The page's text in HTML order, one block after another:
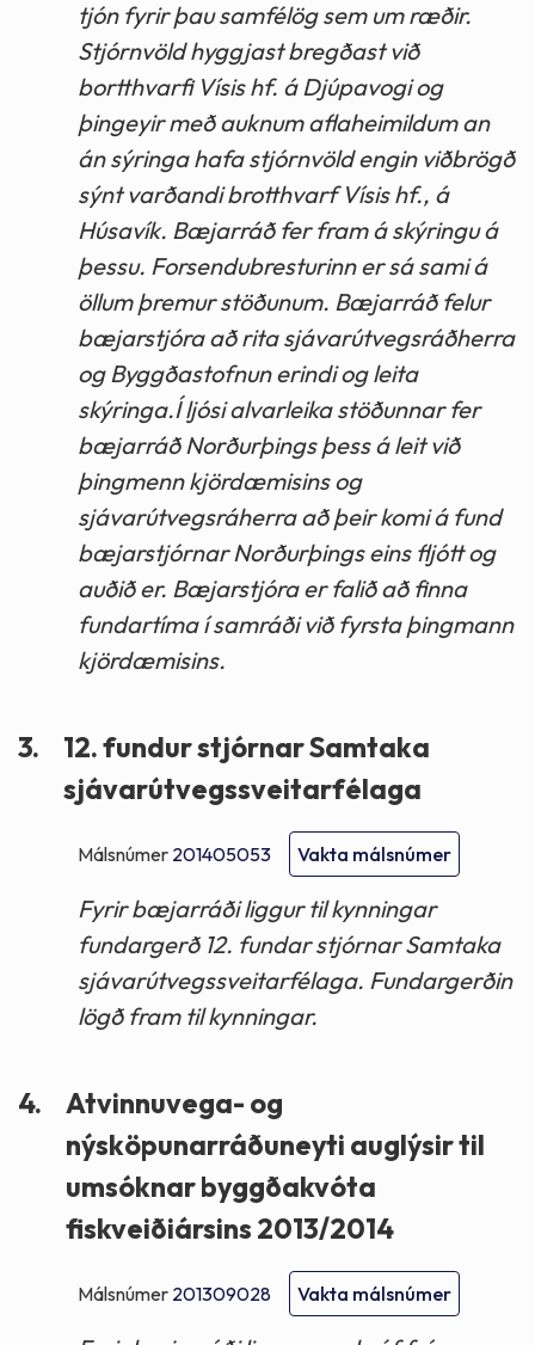
tjón fyrir þau samfélög sem um ræðir.
Stjórnvöld hyggjast bregðast við
bortthvarfi Vísis hf. á Djúpavogi og
þingeyir með auknum aflaheimildum an
án sýringa hafa stjórnvöld engin viðbrögð
sýnt varðandi brotthvarf Vísis hf., á
Húsavík. Bæjarráð fer fram á skýringu á
þessu. Forsendubresturinn er sá sami á
öllum þremur stöðunum. Bæjarráð felur
bæjarstjóra að rita sjávarútvegsráðherra
og Byggðastofnun erindi og leita
skýringa.Í ljósi alvarleika stöðunnar fer
bæjarráð Norðurþings þess á leit við
þingmenn kjördæmisins og
sjávarútvegsráherra að þeir komi á fund
bæjarstjórnar Norðurþings eins fljótt og
auðið er. Bæjarstjóra er falið að finna
fundartíma í samráði við fyrsta þingmann
kjördæmisins.
3.
12. fundur stjórnar Samtaka
sjávarútvegssveitarfélaga
Málsnúmer 201405053 Vakta málsnúmer
Fyrir bæjarráði liggur til kynningar
fundargerð 12. fundar stjórnar Samtaka
sjávarútvegssveitarfélaga. Fundargerðin
lögð fram til kynningar.
4.
Atvinnuvega- og
nýsköpunarráðuneyti auglýsir til
umsóknar byggðakvóta
fiskveiðiársins 2013/2014
Málsnúmer 201309028 Vakta málsnúmer